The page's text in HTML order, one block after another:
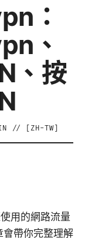
：
、
、按
// [ ZH-TW
用的網路流量
會帶你完整理解